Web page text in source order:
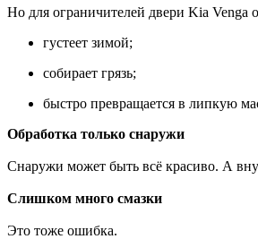
Но для ограничителей двери Kia Venga
густеет зимой;
собирает грязь;
быстро превращается в липкую
Обработка только снаружи
Снаружи может быть всё красиво. А
Слишком много смазки
Это тоже ошибка.